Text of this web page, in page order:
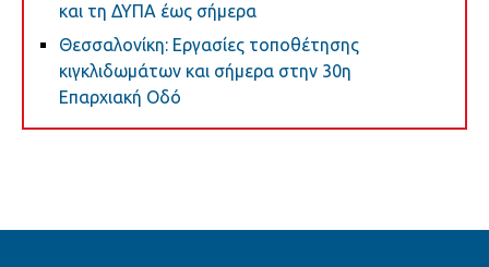
και τη ΔΥΠΑ έως σήμερα
Θεσσαλονίκη: Εργασίες τοποθέτησης
κιγκλιδωμάτων και σήμερα στην 30η
Επαρχιακή Οδό